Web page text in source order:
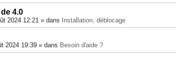
4.0
2024 12:21 » dans Installation, déblocage
2024 19:39 » dans Besoin d'aide ?